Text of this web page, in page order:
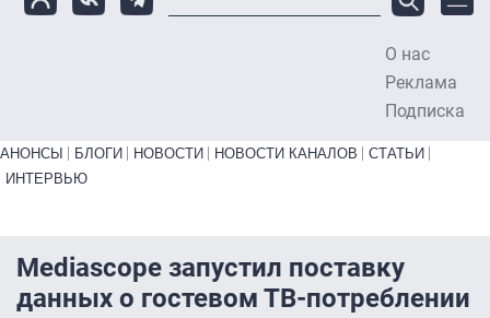
О нас
Реклама
Подписка
Primary links bottom
АНОНСЫ БЛОГИ НОВОСТИ НОВОСТИ КАНАЛОВ
СТАТЬИ
ИНТЕРВЬЮ
Mediascope запустил поставку
данных о гостевом ТВ-потреблении